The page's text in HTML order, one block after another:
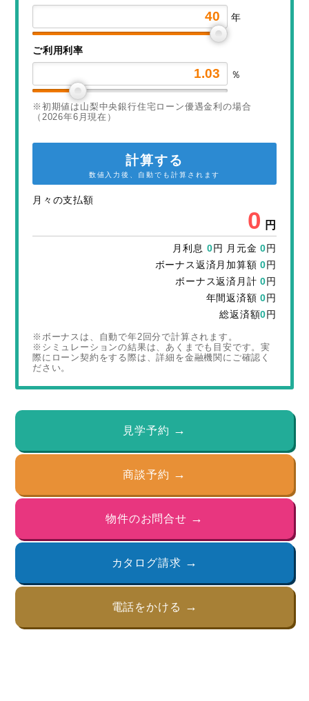
年
ご利用利率
％
※初期値は山梨中央銀行住宅ローン優遇金利の場合
（2026年6月現在）
計算する
数値入力後、自動でも計算されます
月々の支払額
0 円
月利息 0円 月元金0円
ボーナス返済月加算額0円
ボーナス返済月計0円
年間返済額0円
総返済額0円
※ボーナスは、自動で年2回分で計算されます。
※シミュレーションの結果は、あくまでも目安です。実
際にローン契約をする際は、詳細を金融機関にご確認く
ださい。
見学予約
商談予約
物件のお問合せ
カタログ請求
電話をかける